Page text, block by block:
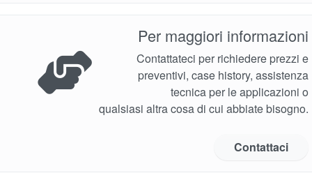
Per maggiori informazioni
Contattateci per richiedere prezzi e
preventivi, case history, assistenza
tecnica per le applicazioni o
qualsiasi altra cosa di cui abbiate bisogno.
Contattaci